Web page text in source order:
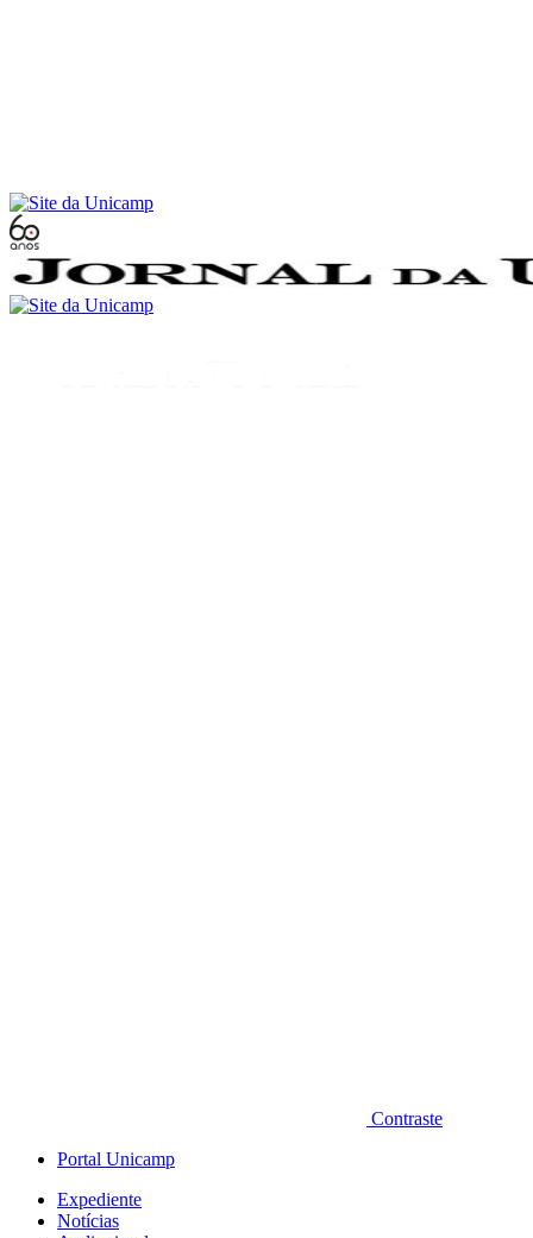
Contraste
Portal Unicamp
Expediente
Notícias